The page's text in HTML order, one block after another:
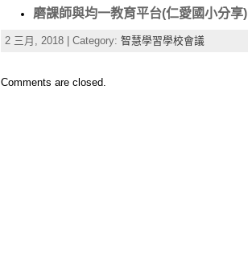
磨課師與均一教育平台(仁愛國小分享)
2 三月, 2018 | Category: 智慧學習學校會議
Comments are closed.